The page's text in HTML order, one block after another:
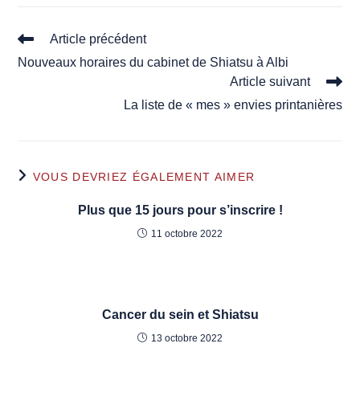
Read
articles
Article précédent
Nouveaux horaires du cabinet de Shiatsu à Albi
Article suivant
La liste de « mes » envies printanières
VOUS DEVRIEZ ÉGALEMENT AIMER
Plus que 15 jours pour s’inscrire !
11 octobre 2022
Cancer du sein et Shiatsu
13 octobre 2022